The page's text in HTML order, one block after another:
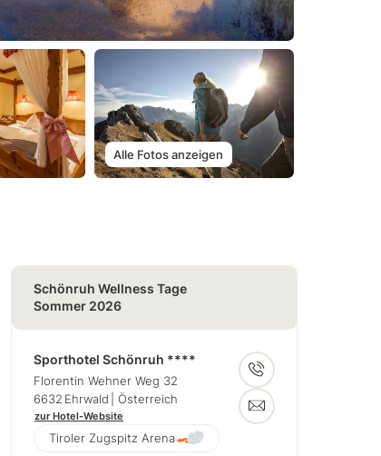
Alle Fotos anzeigen
Schönruh Wellness Tage
Sommer 2026
Sporthotel Schönruh ****
Florentin Wehner Weg 32
6632 Ehrwald | Österreich
zur Hotel-Website
Tiroler Zugspitz Arena